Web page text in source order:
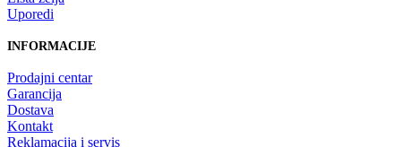
Uporedi
INFORMACIJE
Prodajni centar
Garancija
Dostava
Kontakt
Reklamacija i servis